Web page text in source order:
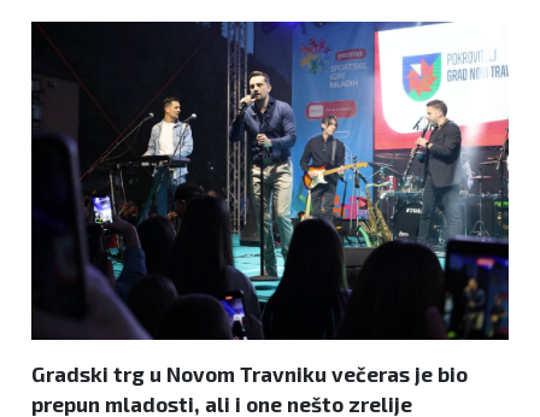
Politika
Zanimljivosti
Gradski trg u Novom Travniku večeras je bio
prepun mladosti, ali i one nešto zrelije